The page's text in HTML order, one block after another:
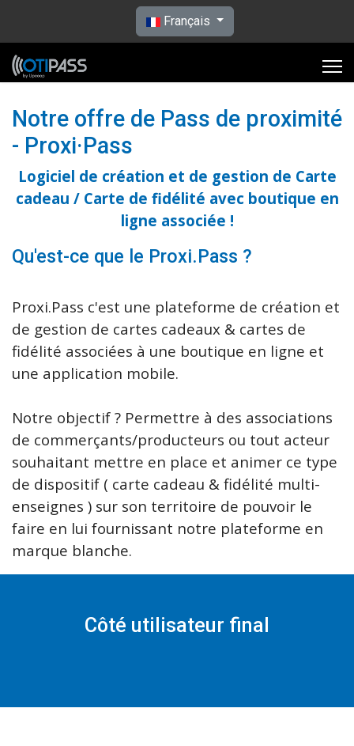
Sélectionnez votre langue
Français
Notre offre de Pass de proximité
- Proxi·Pass
Logiciel de création et de gestion de Carte
cadeau / Carte de fidélité avec boutique en
ligne associée !
Qu'est-ce que le Proxi.Pass ?
Proxi.Pass c'est une plateforme de création et
de gestion de cartes cadeaux & cartes de
fidélité associées à une boutique en ligne et
une application mobile.
Notre objectif ? Permettre à des associations
de commerçants/producteurs ou tout acteur
souhaitant mettre en place et animer ce type
de dispositif ( carte cadeau & fidélité multi-
enseignes ) sur son territoire de pouvoir le
faire en lui fournissant notre plateforme en
marque blanche.
Côté utilisateur final